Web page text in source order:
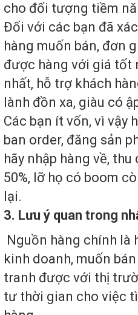
cho đối tượng tiềm
Đối với các bạn đã
hàng muốn bán, đơn
được hàng với giá tốt
nhất, hỗ trợ khách
lành đồn xa, giàu có
Các bạn ít vốn, vì vậy
ban order, đăng sản
hãy nhập hàng về,
50%, lỡ họ có boom
lại.
3. Lưu ý quan trong
Nguồn hàng chính là
kinh doanh, muốn
tranh được với thị
tư thời gian cho việc